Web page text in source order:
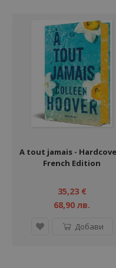
A tout jamais -
French Edition
35,23 €
68,90 лв.
Добави